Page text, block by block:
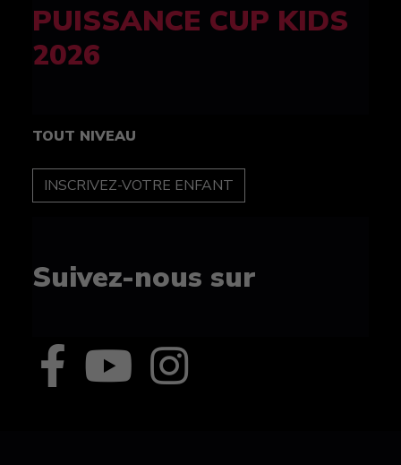
FELINE CUP 100%
féminine
TOUT NIVEAU
INSCRIPTION
Suivez-nous sur